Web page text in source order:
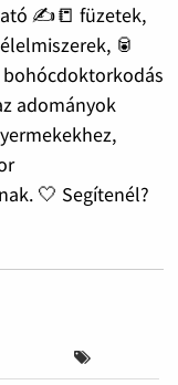
✍️📒 füzetek,
🥫
bohócdoktorkodás
adományok
🤍 Segítenél?